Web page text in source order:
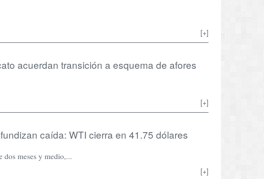
[+]
acuerdan transición a esquema de afores
[+]
caída: WTI cierra en 41.75 dólares
dos meses y medio,...
[+]